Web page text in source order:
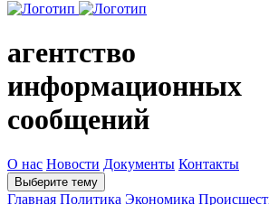
агентство
информационных
сообщений
О нас Новости Документы Контакты
Выберите тему
Главная Политика Экономика